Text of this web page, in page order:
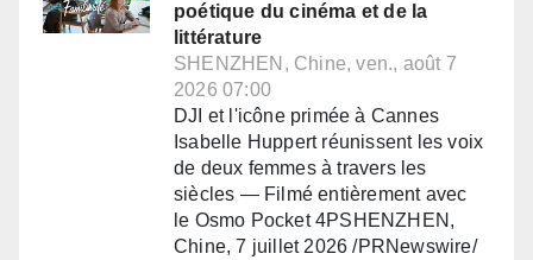
poétique du cinéma et de la
littérature
SHENZHEN, Chine, ven., août 7
2026 07:00
DJI et l'icône primée à Cannes
Isabelle Huppert réunissent les voix
de deux femmes à travers les
siècles — Filmé entièrement avec
le Osmo Pocket 4PSHENZHEN,
Chine, 7 juillet 2026 /PRNewswire/